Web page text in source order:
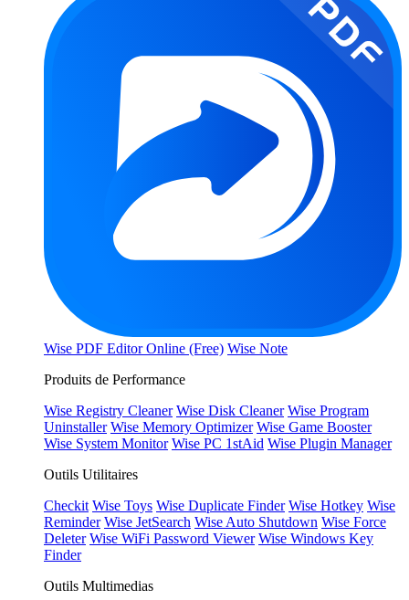
Wise PDF Editor Online (Free) Wise Note
Produits de Performance
Wise Registry Cleaner Wise Disk Cleaner Wise Program
Uninstaller Wise Memory Optimizer Wise Game Booster
Wise System Monitor Wise PC 1stAid Wise Plugin Manager
Outils Utilitaires
Checkit Wise Toys Wise Duplicate Finder Wise Hotkey Wise
Reminder Wise JetSearch Wise Auto Shutdown Wise Force
Deleter Wise WiFi Password Viewer Wise Windows Key
Finder
Outils Multimedias